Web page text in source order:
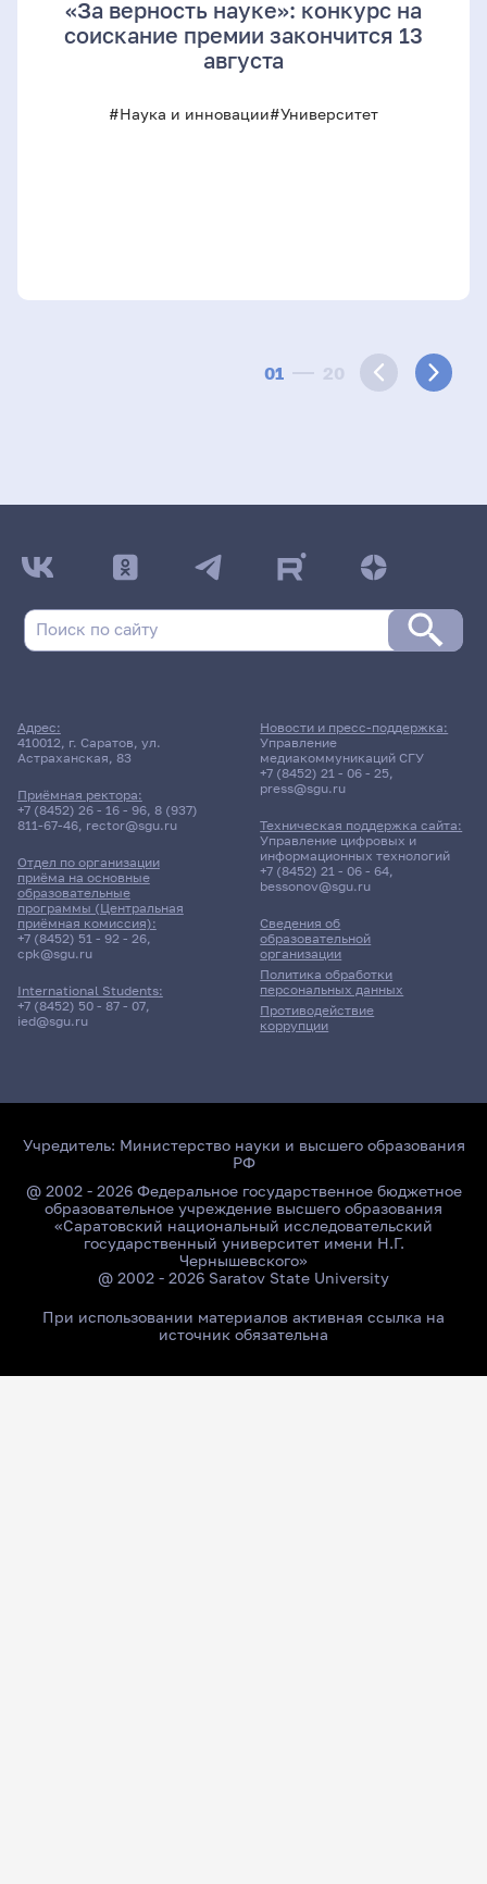
01 20
«За верность науке»: конкурс на
соискание премии закончится 13
августа
#Наука и инновации#Университет
Адрес:
410012, г. Саратов, ул.
Астраханская, 83
Приёмная ректора:
+7 (8452) 26 - 16 - 96, 8 (937)
811-67-46, rector@sgu.ru
Отдел по организации
приёма на основные
образовательные
программы (Центральная
приёмная комиссия):
+7 (8452) 51 - 92 - 26,
cpk@sgu.ru
International Students:
+7 (8452) 50 - 87 - 07,
ied@sgu.ru
Сведения об
образовательной
организации
Политика обработки
персональных данных
Противодействие
коррупции
Новости и пресс-поддержка:
Управление
медиакоммуникаций СГУ
+7 (8452) 21 - 06 - 25,
press@sgu.ru
Техническая поддержка сайта:
Управление цифровых и
информационных технологий
+7 (8452) 21 - 06 - 64,
bessonov@sgu.ru
Учредитель: Министерство науки и высшего образования
РФ
@ 2002 - 2026 Федеральное государственное бюджетное
образовательное учреждение высшего образования
«Саратовский национальный исследовательский
государственный университет имени Н.Г.
Чернышевского»
@ 2002 - 2026 Saratov State University
При использовании материалов активная ссылка на
источник обязательна